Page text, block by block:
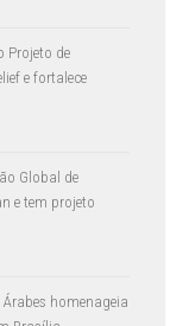
Projeto de
e fortalece
Global de
e tem projeto
homenageia